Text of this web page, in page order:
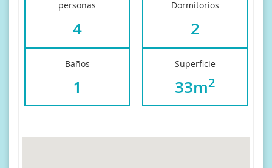
personas
4
Dormitorios
2
Baños
1
Superficie
33m2